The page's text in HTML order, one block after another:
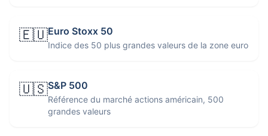
🇪🇺Euro Stoxx 50
Indice des 50 plus grandes valeurs de la zone euro
🇺🇸S&P 500
Référence du marché actions américain, 500
grandes valeurs